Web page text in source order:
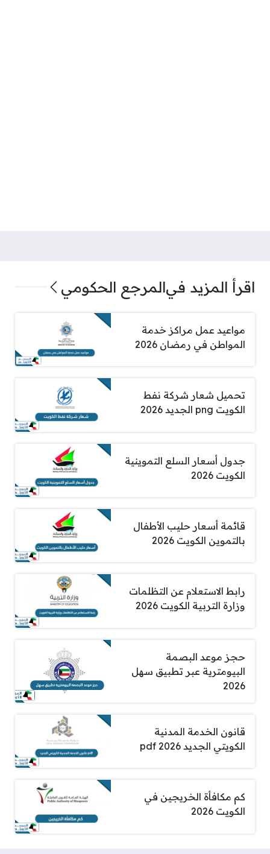
اقرأ المزيد فيالمرجع الحكومي
مواعيد عمل مراكز خدمة
المواطن في رمضان 2026
تحميل شعار شركة نفط
الكويت png الجديد 2026
جدول أسعار السلع التموينية
الكويت 2026
قائمة أسعار حليب الأطفال
بالتموين الكويت 2026
رابط الاستعلام عن التظلمات
وزارة التربية الكويت 2026
حجز موعد البصمة
البيومترية عبر تطبيق سهل
2026
قانون الخدمة المدنية
الكويتي الجديد pdf 2026
كم مكافأة الخريجين في
الكويت 2026